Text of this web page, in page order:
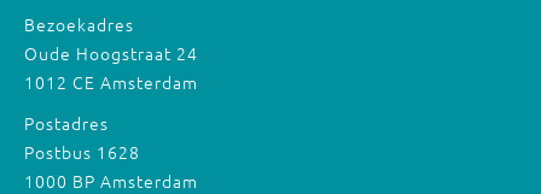
Bezoekadres
Oude Hoogstraat 24
1012 CE Amsterdam
Postadres
Postbus 1628
1000 BP Amsterdam